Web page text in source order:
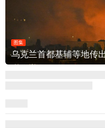
图集
美国：肯